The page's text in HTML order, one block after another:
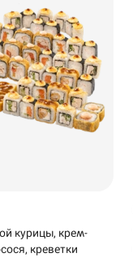
курицы, крем-
креветки